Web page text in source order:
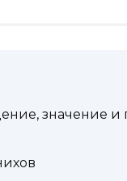
значение и